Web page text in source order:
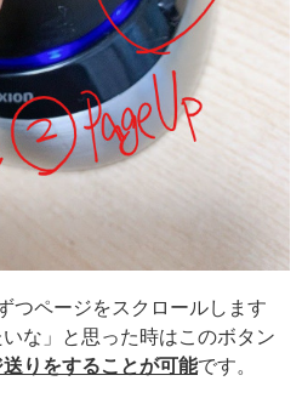
つページをスクロールします
な」と思った時はこのボタン
りをすることが可能です。